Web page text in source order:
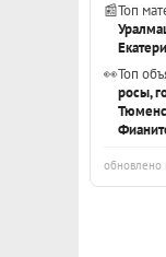
📰Топ
👀Топ
росы,
обновлено